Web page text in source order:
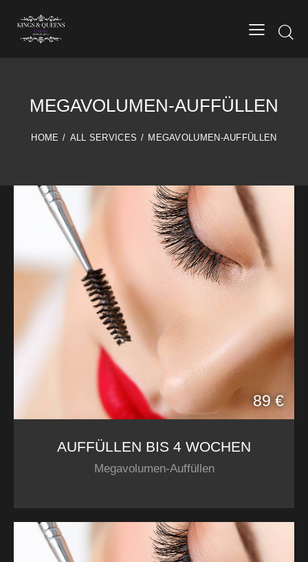
MEGAVOLUMEN-AUFFÜLLEN
HOME ALL SERVICES MEGAVOLUMEN-AUFFÜLLEN
89 €
AUFFÜLLEN BIS 4 WOCHEN
Megavolumen-Auffüllen